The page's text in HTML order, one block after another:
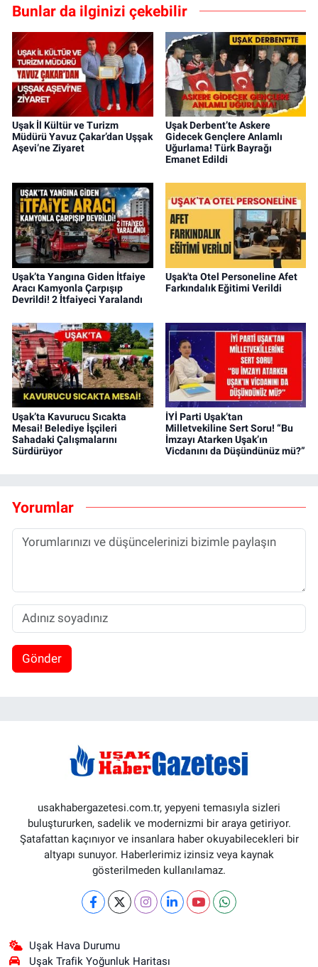
Bunlar da ilginizi çekebilir
Uşak İl Kültür ve Turizm
Müdürü Yavuz Çakar’dan Uşşak
Aşevi’ne Ziyaret
Uşak Derbent’te Askere
Gidecek Gençlere Anlamlı
Uğurlama! Türk Bayrağı
Emanet Edildi
Uşak’ta Yangına Giden İtfaiye
Aracı Kamyonla Çarpışıp
Devrildi! 2 İtfaiyeci Yaralandı
Uşak'ta Otel Personeline Afet
Farkındalık Eğitimi Verildi
Uşak’ta Kavurucu Sıcakta
Mesai! Belediye İşçileri
Sahadaki Çalışmalarını
Sürdürüyor
İYİ Parti Uşak’tan
Milletvekiline Sert Soru! “Bu
İmzayı Atarken Uşak’ın
Vicdanını da Düşündünüz mü?”
Yorumlar
Gönder
usakhabergazetesi.com.tr, yepyeni temasıyla sizleri
buluştururken, sadelik ve modernizmi bir araya getiriyor.
Şatafattan kaçınıyor ve insanlara haber okuyabilecekleri bir
altyapı sunuyor. Haberlerimiz izinsiz veya kaynak
gösterilmeden kullanılamaz.
Uşak Hava Durumu
Uşak Trafik Yoğunluk Haritası